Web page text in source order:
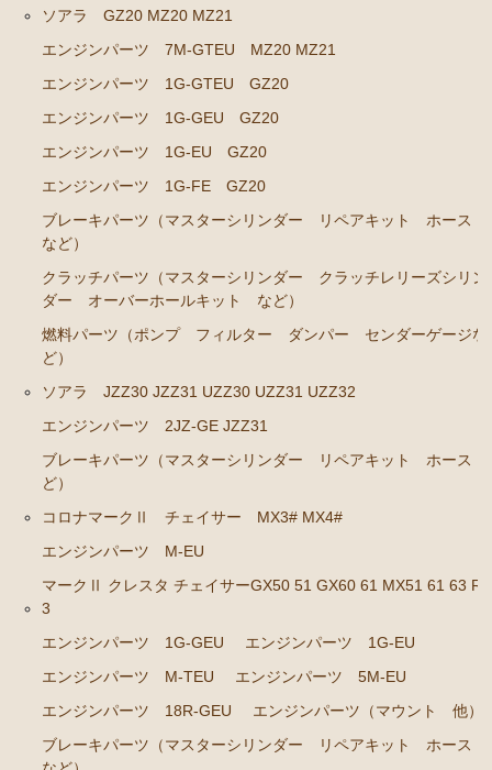
燃料パーツ（ポンプ フィルター ダンパー センダ
シャフトブーツ デフなど）
エアコン/ヒーター関係
0 SX90
エンジンパーツ 1JZ-GE JZX90 JZX93
エンジンパーツ 2J-GE JZX91
エンジンパーツ 1G-FE GX90
クラッチパーツ（マスターシリンダー クラッチレリ
マークⅡ クレスタ チェイサー JZX100 JZX101 JZX105
GX100 GX105
エンジンパーツ 2JZ-GE JZX101
エンジンパーツ 1G-FE GX100
クラッチパーツ（マスターシリンダー クラッチレリ
ーズシリンダー オーバーホールキット など）
エンジンパーツ 5M-GEU
エンジンパーツ 5Ｍ-EU
ソアラ GZ20 MZ20 MZ21
エンジンパーツ 7M-GTEU MZ20 MZ21
エンジンパーツ 1G-GTEU GZ20
エンジンパーツ 1G-GEU GZ20
エンジンパーツ 1G-EU GZ20
エンジンパーツ 1G-FE GZ20
ブレーキパーツ（マスターシリンダー リペアキット ホース
など）
クラッチパーツ（マスターシリンダー クラッチレリーズシリン
ダー オーバーホールキット など）
燃料パーツ（ポンプ フィルター ダンパー センダーゲージな
ど）
ソアラ JZZ30 JZZ31 UZZ30 UZZ31 UZZ32
エンジンパーツ 2JZ-GE JZZ31
ブレーキパーツ（マスターシリンダー リペアキット ホース
ど）
コロナマークⅡ チェイサー MX3# MX4#
エンジンパーツ M-EU
マークⅡ クレスタ チェイサーGX50 51 GX60 61 MX51 61 63
3
エンジンパーツ 1G-GEU
エンジンパーツ 1G-EU
エンジンパーツ M-TEU
エンジンパーツ 5M-EU
エンジンパーツ 18R-GEU
エンジンパーツ（マウント 他）
ブレーキパーツ（マスターシリンダー リペアキット ホース